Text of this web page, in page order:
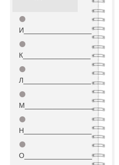
⚫
И_________________
⚫
К_________________
⚫
Л_________________
⚫
М_________________
⚫
Н_________________
⚫
О_________________